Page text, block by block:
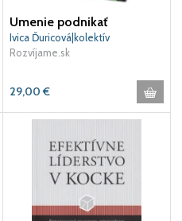
Umenie podnikať
Ivica Ďuricová|kolektív
autorov|Miriama
Rozvíjame.sk
29,00 €